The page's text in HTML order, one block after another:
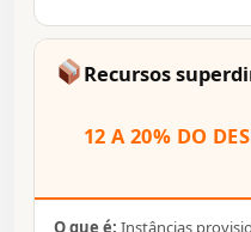
Recursos
12 A 20% DO
O que é: Instâncias